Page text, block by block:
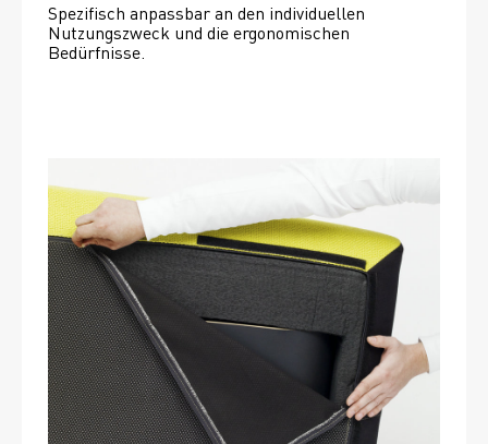
Spezifisch anpassbar an den individuellen
Nutzungszweck und die ergonomischen
Bedürfnisse.